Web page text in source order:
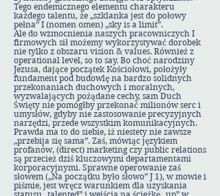
Tego endemicznego elementu charakteru
każdego talentu, że „szklanka jest do połowy
pełna” I (nomen omen) „sky is a limit”.
Ale do wzmocnienia naszych pracowniczych I
firmowych sił możemy wykorzystywać dorobek
nie tylko z obszaru vision & values. Również z
operational level, so to say. Bo choć narodziny
Jezusa, dające początek Kościołowi, położyły
fundament pod budowlę na bardzo solidnych
przekonaniach duchowych i moralnych,
wyzwalających pożądane cechy, sam Duch
Święty nie pomógłby przekonać milionów serc i
umysłów, gdyby nie zastosowanie precyzyjnych
narzędzi, przede wszystkim komunikacyjnych.
Prawda ma to do siebie, iż niestety nie zawsze
„przebija się sama”. Zaś, mówiąc językiem
profanów, (direct) marketing czy public relations
są przecież dziś kluczowymi departamentami
korporacyjnymi. Sprawne operowanie zaś
słowem („Na początku było słowo” J 1), w mowie i
piśmie, jest wręcz warunkiem dla uzyskania